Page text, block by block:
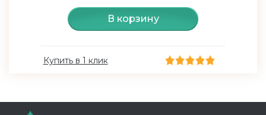
В корзину
Купить в 1 клик